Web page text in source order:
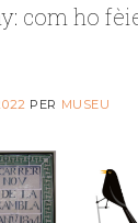
com ho
PER MUSEU